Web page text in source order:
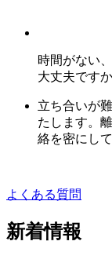
時間がない
大丈夫です
立ち合いが
たします。
絡を密にし
よくある質問
新着情報